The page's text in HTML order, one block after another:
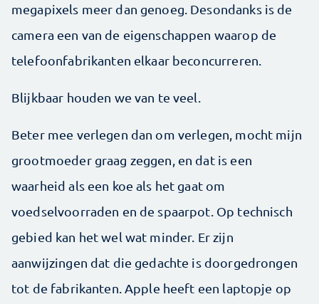
megapixels meer dan genoeg. Desondanks is de
camera een van de eigenschappen waarop de
telefoonfabrikanten elkaar beconcurreren.
Blijkbaar houden we van te veel.
Beter mee verlegen dan om verlegen, mocht mijn
grootmoeder graag zeggen, en dat is een
waarheid als een koe als het gaat om
voedselvoorraden en de spaarpot. Op technisch
gebied kan het wel wat minder. Er zijn
aanwijzingen dat die gedachte is doorgedrongen
tot de fabrikanten. Apple heeft een laptopje op